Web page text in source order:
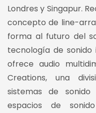
Londres y Singapur.
concepto de line-
forma al futuro del
tecnología de sonido
ofrece audio
Creations, una
sistemas de
espacios de